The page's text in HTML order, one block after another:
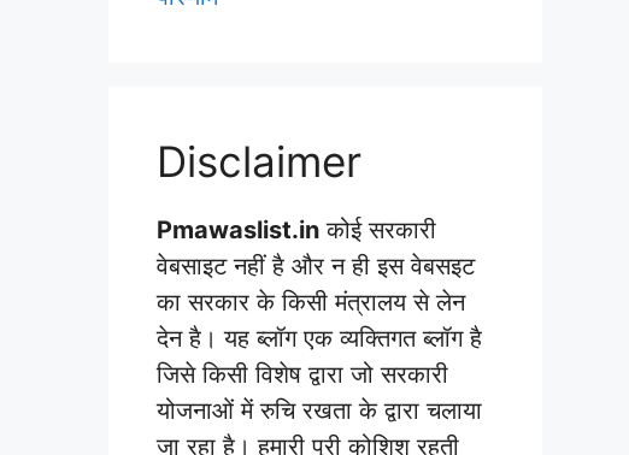
Disclaimer
Pmawaslist.in कोई सरकारी
वेबसाइट नहीं है और न ही इस वेबसइट
का सरकार के किसी मंत्रालय से लेन
देन है। यह ब्लॉग एक व्यक्तिगत ब्लॉग है
जिसे किसी विशेष द्वारा जो सरकारी
योजनाओं में रुचि रखता के द्वारा चलाया
जा रहा है। हमारी पूरी कोशिश रहती